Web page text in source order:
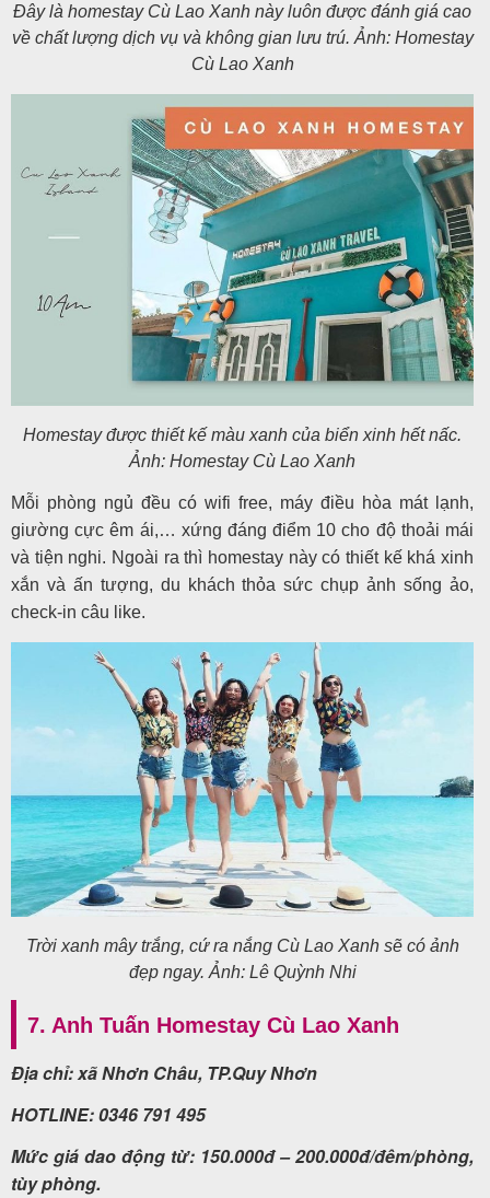
Đây là homestay Cù Lao Xanh này luôn được đánh giá cao
về chất lượng dịch vụ và không gian lưu trú. Ảnh: Homestay
Cù Lao Xanh
Homestay được thiết kế màu xanh của biển xinh hết nấc.
Ảnh: Homestay Cù Lao Xanh
Mỗi phòng ngủ đều có wifi free, máy điều hòa mát lạnh,
giường cực êm ái,… xứng đáng điểm 10 cho độ thoải mái
và tiện nghi. Ngoài ra thì homestay này có thiết kế khá xinh
xắn và ấn tượng, du khách thỏa sức chụp ảnh sống ảo,
check-in câu like.
Trời xanh mây trắng, cứ ra nắng Cù Lao Xanh sẽ có ảnh
đẹp ngay. Ảnh: Lê Quỳnh Nhi
7. Anh Tuấn Homestay Cù Lao Xanh
Địa chỉ: xã Nhơn Châu, TP.Quy Nhơn
HOTLINE: 0346 791 495
Mức giá dao động từ: 150.000đ – 200.000đ/đêm/phòng,
tùy phòng.